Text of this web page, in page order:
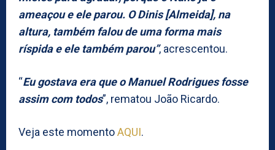
ameaçou e ele parou. O Dinis [Almeida], na
altura, também falou de uma forma mais
ríspida e ele também parou”, acrescentou.
“Eu gostava era que o Manuel Rodrigues fosse
assim com todos”, rematou João Ricardo.
Veja este momentoAQUI.